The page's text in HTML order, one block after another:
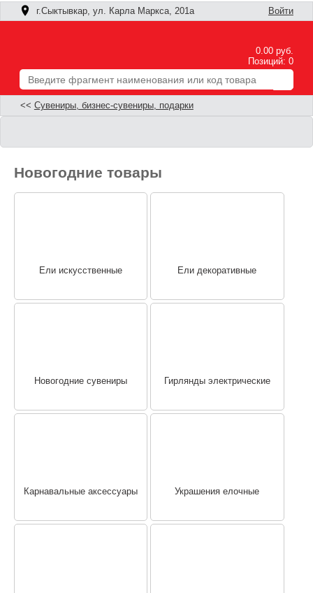
г.Сыктывкар, ул. Карла Маркса, 201а Войти
0.00 руб.
Позиций: 0
<< Сувениры, бизнес-сувениры, подарки
Новогодние товары
Ели искусственные Ели декоративные
Новогодние сувениры Гирлянды электрические
Карнавальные аксессуары Украшения елочные